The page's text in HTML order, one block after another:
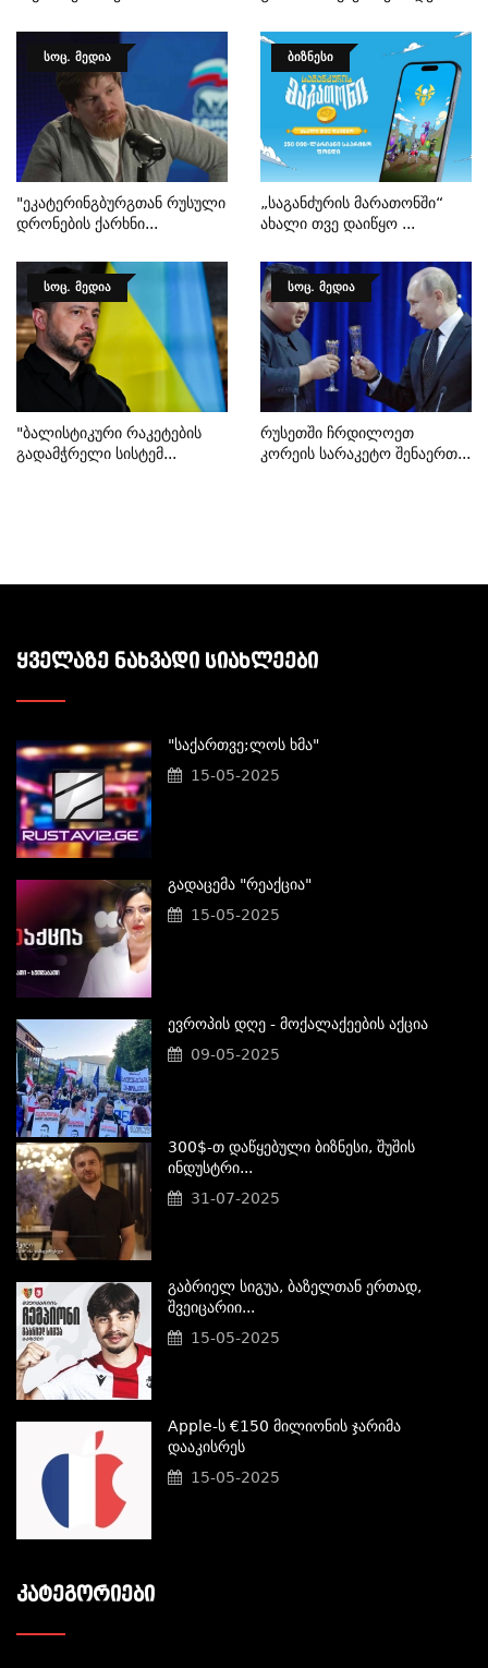
ᲡᲝᲪ. ᲛᲔᲓᲘᲐ
"ეკატერინგბურგთან Რუსული
Დრონების Ქარხნი...
ᲑᲘᲖᲜᲔᲡᲘ
„საგანძურის Მარათონში“
Ახალი Თვე Დაიწყო ...
ᲡᲝᲪ. ᲛᲔᲓᲘᲐ
"ბალისტიკური Რაკეტების
Გადამჭრელი Სისტემ...
ᲡᲝᲪ. ᲛᲔᲓᲘᲐ
Რუსეთში Ჩრდილოეთ
Კორეის Სარაკეტო Შენაერთ...
ᲧᲕᲔᲚᲐᲖᲔ ᲜᲐᲮᲕᲐᲓᲘ ᲡᲘᲐᲮᲚᲔᲔᲑᲘ
"საქართვე;ლოს Ხმა"
15-05-2025
Გადაცემა "რეაქცია"
15-05-2025
Ევროპის Დღე - Მოქალაქეების Აქცია
09-05-2025
300$-Თ Დაწყებული Ბიზნესი, Შუშის
Ინდუსტრი...
31-07-2025
Გაბრიელ Სიგუა, Ბაზელთან Ერთად,
Შვეიცარიი...
15-05-2025
Apple-Ს €150 Მილიონის Ჯარიმა
Დააკისრეს
15-05-2025
ᲙᲐᲢᲔᲒᲝᲠᲘᲔᲑᲘ